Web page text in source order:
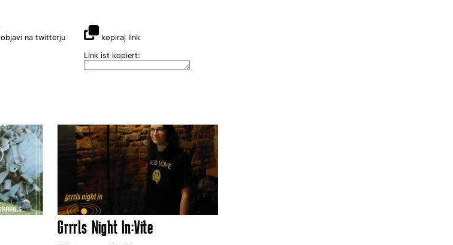
objavi na twitterju
kopiraj link
Link ist kopiert:
Grrrls Night In:Vite